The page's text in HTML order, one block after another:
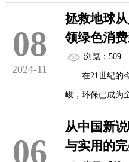
一、世界杯主
世界杯主题购
益严峻，传统的
环保购物袋，作
工具，正逐渐成
助我们减轻负担
推动环保行动、
一、环保购物
环保购物袋通
08
2024-11
拯救地球
领绿色消费
浏览：509
在21世纪的今
峻，环保已成为
背景下，一场以
保展，于近日在
过展示和推广环
06
从中国新
与实用的